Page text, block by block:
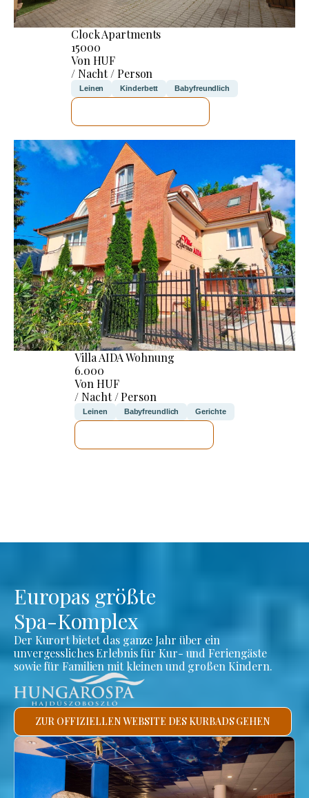
Clock Apartments
15000
Von HUF
/ Nacht / Person
Leinen Kinderbett Babyfreundlich
Villa AIDA Wohnung
6.000
Von HUF
/ Nacht / Person
Leinen Babyfreundlich Gerichte
Europas größte
Spa-Komplex
Der Kurort bietet das ganze Jahr über ein
unvergessliches Erlebnis für Kur- und Feriengäste
sowie für Familien mit kleinen und großen Kindern.
ZUR OFFIZIELLEN WEBSITE DES KURBADS GEHEN